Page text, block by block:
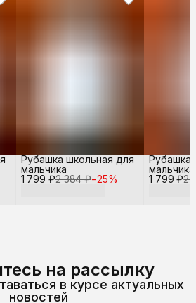
1 799 ₽2 384 ₽−25%
Рубашка школьная для
мальчика
1 799 ₽2
Рубашка
мальчика
на рассылку
в курсе актуальных
новостей